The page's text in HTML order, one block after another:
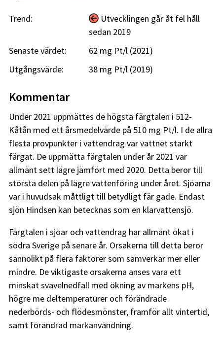
Trend:
Utvecklingen går åt fel håll
sedan 2019
Senaste värdet:
62 mg Pt/l (2021)
Utgångsvärde:
38 mg Pt/l (2019)
Kommentar
Under 2021 uppmättes de högsta färgtalen i 512-
Kåtån med ett årsmedelvärde på 510 mg Pt/l. I de allra
flesta provpunkter i vattendrag var vattnet starkt
färgat. De uppmätta färgtalen under år 2021 var
allmänt sett lägre jämfört med 2020. Detta beror till
största delen på lägre vattenföring under året. Sjöarna
var i huvudsak måttligt till betydligt fär gade. Endast
sjön Hindsen kan betecknas som en klarvattensjö.
Färgtalen i sjöar och vattendrag har allmänt ökat i
södra Sverige på senare år. Orsakerna till detta beror
sannolikt på flera faktorer som samverkar mer eller
mindre. De viktigaste orsakerna anses vara ett
minskat svavelnedfall med ökning av markens pH,
högre me deltemperaturer och förändrade
nederbörds- och flödesmönster, framför allt vintertid,
samt förändrad markanvändning.